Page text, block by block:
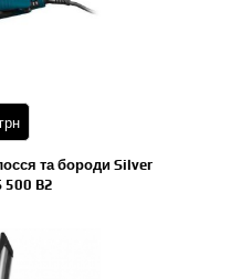
грн
та бороди Silver
500 B2